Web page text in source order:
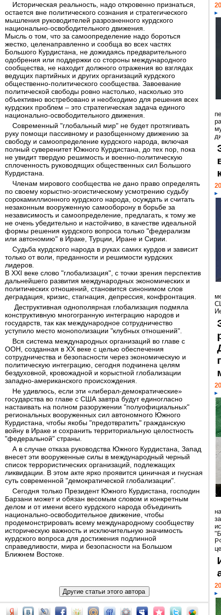
Историческая реальность, надо откровенно признаться,
остается вне политического сознания и стратегического
мышления руководителей разрозненного курдского
национально-освободительного движения.
Мысль о том, что за самоопределение надо бороться
жестко, целенаправленно и сообща во всех частях
Большого Курдистана, не дожидаясь предварительного
одобрения или поддержки со стороны международного
сообщества, не находит должного отражения во взглядах
ведущих партийных и других организаций курдского
общественно-политического сообщества. Завоевание
политической свободы ровно настолько, насколько это
объективно востребовано и необходимо для решения всех
курдских проблем – это стратегическая задача единого
национально-освободительного движения.
Современный "глобальный мир" не будет протягивать
руку помощи пассивному и разобщенному движению за
свободу и самоопределение курдского народа, включая
полный суверенитет Южного Курдистана, до тех пор, пока
не увидит твердую решимость и военно-политическую
сплоченность руководящих общественных сил Большого
Курдистана.
Членам мирового сообщества не дано право определять
по своему корыстно-эгоистическому усмотрению судьбу
сорокамиллионного курдского народа, осуждать и считать
незаконным вооруженную самооборону в борьбе за
независимость и самоопределение, предлагать, к тому же
не очень убедительно и настойчиво, в качестве идеальной
формы решения курдского вопроса только "федерализм
или автономию" в Ираке, Турции, Иране и Сирии.
Судьба курдского народа в руках самих курдов и зависит
только от воли, преданности и решимости курдских
лидеров.
В XXI веке слово "глобализация", с точки зрения перспектив
дальнейшего развития международных экономических и
политических отношений, становится синонимом слов
деградация, кризис, стагнация, депрессия, конфронтация.
Деструктивная однополярная глобализация подмяла
конструктивную многогранную интеграцию народов и
государств, так как международное сотрудничество
уступило место монополизации "клубных отношений".
Вся система международных организаций во главе с
ООН, созданная в ХХ веке с целью обеспечения
сотрудничества и безопасности через экономическую и
политическую интеграцию, сегодня подчинена целям
бездуховной, кровожадной и корыстной глобализации
западно-американского происхождения.
Не удивлюсь, если эти «либерал-демократические»
государства во главе с США завтра будут единогласно
настаивать на полном разоружении "полуофициальных"
региональных вооруженных сил автономного Южного
Курдистана, чтобы якобы "предотвратить" гражданскую
войну в Ираке и сохранить территориальную целостность
"федеральной" страны.
А в случае отказа руководства Южного Курдистана, Запад
внесет эти вооруженные силы в международный черный
список террористических организаций, подлежащих
ликвидации. В этом акте ярко проявится циничная и гнусная
суть современной "демократической глобализации".
Сегодня только Президент Южного Курдистана, господин
Барзани может и обязан весомым словом и конкретным
делом и от имени всего курдского народа объединить
национально-освободительное движение, чтобы
продемонстрировать всему международному сообществу
историческую важность и исключительную значимость
курдского вопроса для достижения подлинной
справедливости, мира и безопасности на Большом
Ближнем Востоке.